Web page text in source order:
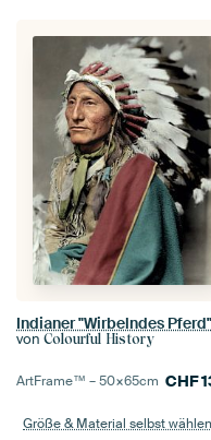
von Colourful History
ArtFrame™ –50×65cm CHF
Größe & Material selbst wählen